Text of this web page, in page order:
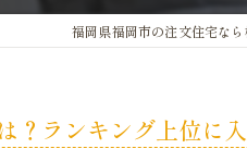
福岡県福岡市の注文住宅な
？ランキング上位に